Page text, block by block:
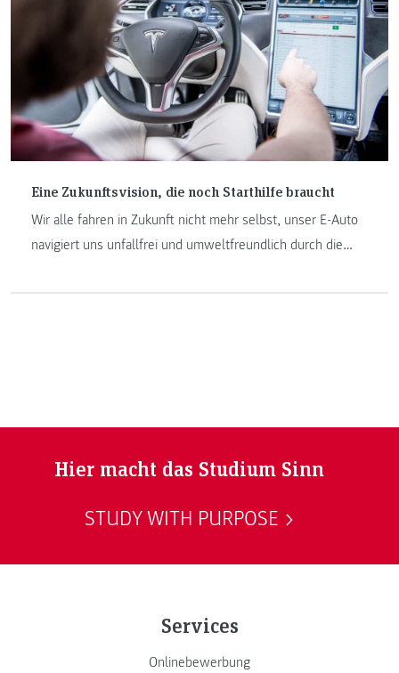
Eine Zukunftsvision, die noch Starthilfe braucht
Wir alle fahren in Zukunft nicht mehr selbst, unser E-Auto
navigiert uns unfallfrei und umweltfreundlich durch die
Hier macht das Studium Sinn
STUDY WITH PURPOSE
Services
Onlinebewerbung